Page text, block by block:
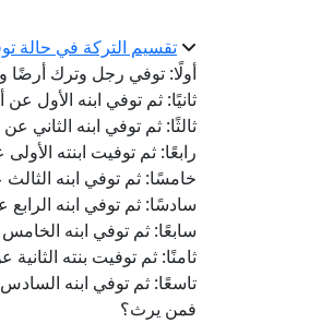
تقسيم التركة في حالة
أولًا: توفي رجل وترك أرضًا
ثانيًا: ثم توفي ابنه الأول
ثالثًا: ثم توفي ابنه الثاني
رابعًا: ثم توفيت ابنته
خامسًا: ثم توفي ابنه
سادسًا: ثم توفي ابنه
سابعًا: ثم توفي ابنه
ثامنًا: ثم توفيت بنته
تاسعًا: ثم توفي ابنه
فمن يرث؟